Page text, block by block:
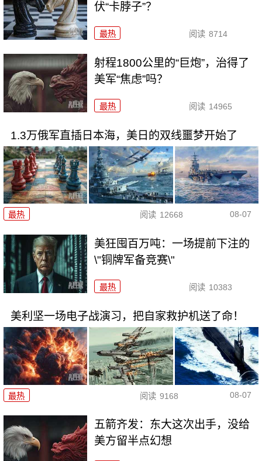
伏“卡脖子”？
最热 阅读 8714
射程1800公里的“巨炮”，治得了
美军“焦虑”吗？
最热 阅读 14965
1.3万俄军直插日本海，美日的双线噩梦开始了
最热 阅读 12668 08-07
美狂囤百万吨：一场提前下注的
\"铜牌军备竞赛\"
最热 阅读 10383
美利坚一场电子战演习，把自家救护机送了命！
最热 阅读 9168 08-07
五箭齐发：东大这次出手，没给
美方留半点幻想